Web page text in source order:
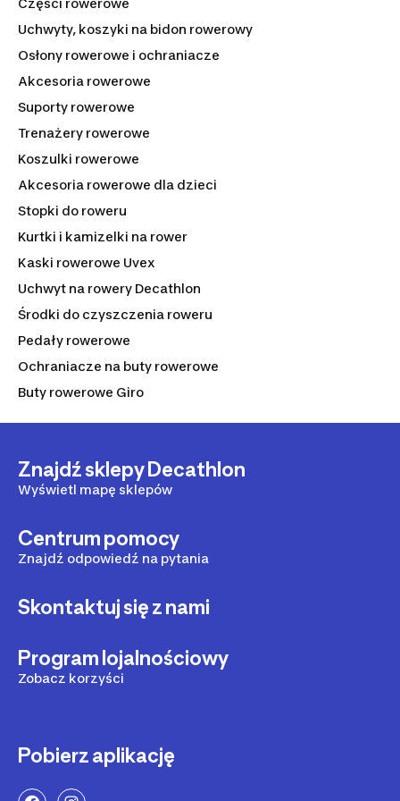
Części rowerowe
Uchwyty, koszyki na bidon rowerowy
Osłony rowerowe i ochraniacze
Akcesoria rowerowe
Suporty rowerowe
Trenażery rowerowe
Koszulki rowerowe
Akcesoria rowerowe dla dzieci
Stopki do roweru
Kurtki i kamizelki na rower
Kaski rowerowe Uvex
Uchwyt na rowery Decathlon
Środki do czyszczenia roweru
Pedały rowerowe
Ochraniacze na buty rowerowe
Buty rowerowe Giro
Znajdź sklepy Decathlon
Wyświetl mapę sklepów
Centrum pomocy
Znajdź odpowiedź na pytania
Skontaktuj się z nami
Program lojalnościowy
Zobacz korzyści
Pobierz aplikację